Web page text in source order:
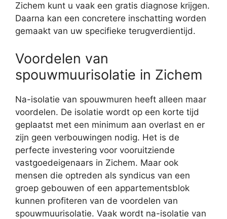
Zichem kunt u vaak een gratis diagnose krijgen.
Daarna kan een concretere inschatting worden
gemaakt van uw specifieke terugverdientijd.
Voordelen van
spouwmuurisolatie in Zichem
Na-isolatie van spouwmuren heeft alleen maar
voordelen. De isolatie wordt op een korte tijd
geplaatst met een minimum aan overlast en er
zijn geen verbouwingen nodig. Het is de
perfecte investering voor vooruitziende
vastgoedeigenaars in Zichem. Maar ook
mensen die optreden als syndicus van een
groep gebouwen of een appartementsblok
kunnen profiteren van de voordelen van
spouwmuurisolatie. Vaak wordt na-isolatie van